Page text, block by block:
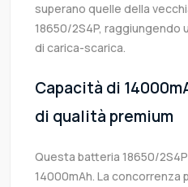
superano quelle della
18650/2S4P, raggiungendo
di carica-scarica.
Capacità di
di qualità premium
Questa batteria 18650/
14000mAh. La concorrenza